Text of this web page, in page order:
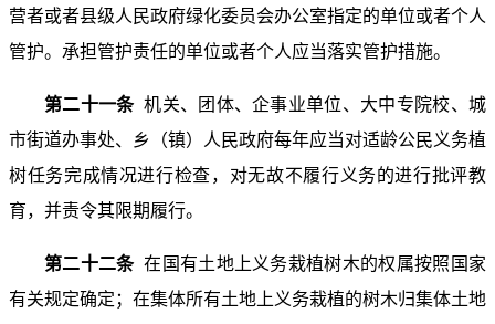
营者或者县级人民政府绿化委员会办公室指定的单位或者个人
管护。承担管护责任的单位或者个人应当落实管护措施。
第二十一条机关、团体、企事业单位、大中专院校、城
市街道办事处、乡（镇）人民政府每年应当对适龄公民义务植
树任务完成情况进行检查，对无故不履行义务的进行批评教
育，并责令其限期履行。
第二十二条在国有土地上义务栽植树木的权属按照国家
有关规定确定；在集体所有土地上义务栽植的树木归集体土地